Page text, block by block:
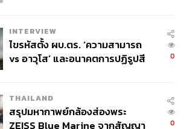
INTERVIEW
ไขรหัสตั้ง ผบ.ตร. ‘ความสามารถ
vs อาวุโส’ และอนาคตการปฏิรูปสี
0
THAILAND
สรุปมหากาพย์กล้องส่องพระ
ZEISS Blue Marine จากสัญญา
0